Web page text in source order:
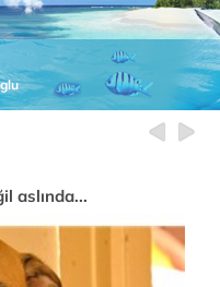
aslında...